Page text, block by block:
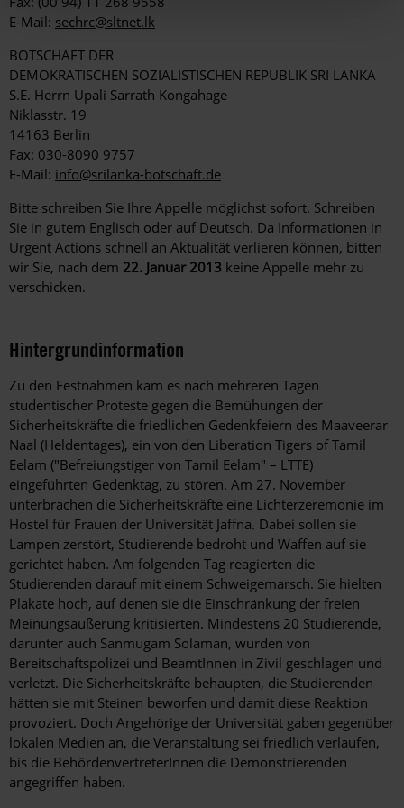
E-Mail: sechrc@sltnet.lk
BOTSCHAFT DER
DEMOKRATISCHEN SOZIALISTISCHEN REPUBLIK SRI LANKA
S.E. Herrn Upali Sarrath Kongahage
Niklasstr. 19
14163 Berlin
Fax: 030-8090 9757
E-Mail: info@srilanka-botschaft.de
Bitte schreiben Sie Ihre Appelle möglichst sofort. Schreiben
Sie in gutem Englisch oder auf Deutsch. Da Informationen in
Urgent Actions schnell an Aktualität verlieren können, bitten
wir Sie, nach dem 22. Januar 2013 keine Appelle mehr zu
verschicken.
Hintergrundinformation
Hintergrund
Zu den Festnahmen kam es nach mehreren Tagen
studentischer Proteste gegen die Bemühungen der
Sicherheitskräfte die friedlichen Gedenkfeiern des Maaveerar
Naal (Heldentages), ein von den Liberation Tigers of Tamil
Eelam ("Befreiungstiger von Tamil Eelam" – LTTE)
eingeführten Gedenktag, zu stören. Am 27. November
unterbrachen die Sicherheitskräfte eine Lichterzeremonie im
Hostel für Frauen der Universität Jaffna. Dabei sollen sie
Lampen zerstört, Studierende bedroht und Waffen auf sie
gerichtet haben. Am folgenden Tag reagierten die
Studierenden darauf mit einem Schweigemarsch. Sie hielten
Plakate hoch, auf denen sie die Einschränkung der freien
Meinungsäußerung kritisierten. Mindestens 20 Studierende,
darunter auch Sanmugam Solaman, wurden von
Bereitschaftspolizei und BeamtInnen in Zivil geschlagen und
verletzt. Die Sicherheitskräfte behaupten, die Studierenden
hätten sie mit Steinen beworfen und damit diese Reaktion
provoziert. Doch Angehörige der Universität gaben gegenüber
lokalen Medien an, die Veranstaltung sei friedlich verlaufen,
bis die BehördenvertreterInnen die Demonstrierenden
angegriffen haben.